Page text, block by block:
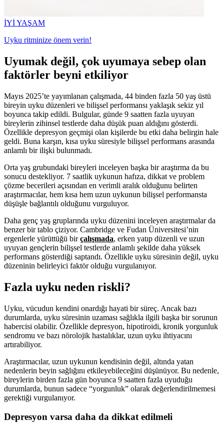
İYİ YAŞAM
Uyku ritminize önem verin!
Uyumak değil, çok uyumaya sebep olan
faktörler beyni etkiliyor
Mayıs 2025’te yayımlanan çalışmada, 44 binden fazla 50 yaş üstü
bireyin uyku düzenleri ve bilişsel performansı yaklaşık sekiz yıl
boyunca takip edildi. Bulgular, günde 9 saatten fazla uyuyan
bireylerin zihinsel testlerde daha düşük puan aldığını gösterdi.
Özellikle depresyon geçmişi olan kişilerde bu etki daha belirgin hale
geldi. Buna karşın, kısa uyku süresiyle bilişsel performans arasında
anlamlı bir ilişki bulunmadı.
Orta yaş grubundaki bireyleri inceleyen başka bir araştırma da bu
sonucu destekliyor. 7 saatlik uykunun hafıza, dikkat ve problem
çözme becerileri açısından en verimli aralık olduğunu belirten
araştırmacılar, hem kısa hem uzun uykunun bilişsel performansta
düşüşle bağlantılı olduğunu vurguluyor.
Daha genç yaş gruplarında uyku düzenini inceleyen araştırmalar da
benzer bir tablo çiziyor. Cambridge ve Fudan Üniversitesi’nin
ergenlerle yürüttüğü birçalışmada, erken yatıp düzenli ve uzun
uyuyan gençlerin bilişsel testlerde anlamlı şekilde daha yüksek
performans gösterdiği saptandı. Özellikle uyku süresinin değil, uyku
düzeninin belirleyici faktör olduğu vurgulanıyor.
Fazla uyku neden riskli?
Uyku, vücudun kendini onardığı hayati bir süreç. Ancak bazı
durumlarda, uyku süresinin uzaması sağlıkla ilgili başka bir sorunun
habercisi olabilir. Özellikle depresyon, hipotiroidi, kronik yorgunluk
sendromu ve bazı nörolojik hastalıklar, uzun uyku ihtiyacını
artırabiliyor.
Araştırmacılar, uzun uykunun kendisinin değil, altında yatan
nedenlerin beyin sağlığını etkileyebileceğini düşünüyor. Bu nedenle,
bireylerin birden fazla gün boyunca 9 saatten fazla uyuduğu
durumlarda, bunun sadece “yorgunluk” olarak değerlendirilmemesi
gerektiği vurgulanıyor.
Depresyon varsa daha da dikkat edilmeli